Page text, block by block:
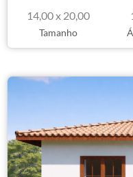
14,00 x 20,00
Tamanho